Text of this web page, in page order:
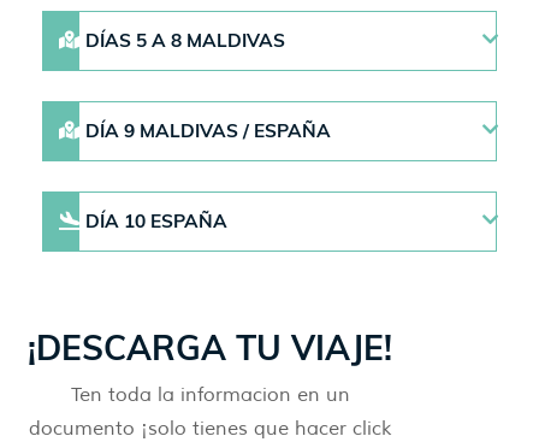
DÍAS 5 A 8 MALDIVAS
DÍA 9 MALDIVAS / ESPAÑA
DÍA 10 ESPAÑA
¡DESCARGA TU VIAJE!
Ten toda la informacion en un
documento ¡solo tienes que hacer click